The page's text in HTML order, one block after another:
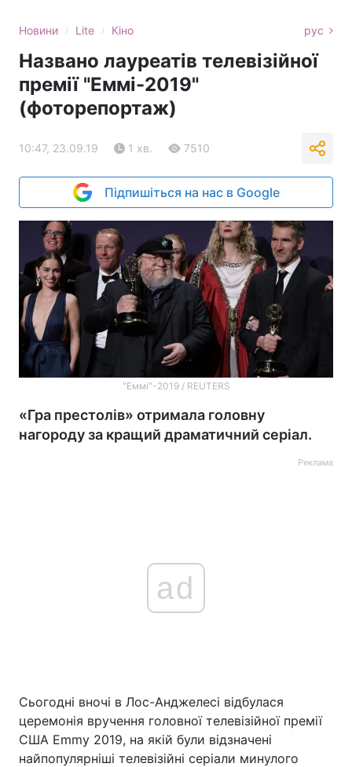
Новини › Lite › Кіно рус
Названо лауреатів телевізійної
премії "Еммі-2019"
(фоторепортаж)
10:47, 23.09.19 1 хв. 7510
Підпишіться на нас в Google
"Еммі"-2019 / REUTERS
«Гра престолів» отримала головну
нагороду за кращий драматичний серіал.
Реклама
ad
Сьогодні вночі в Лос-Анджелесі відбулася
церемонія вручення головної телевізійної премії
США Emmy 2019, на якій були відзначені
найпопулярніші телевізійні серіали минулого